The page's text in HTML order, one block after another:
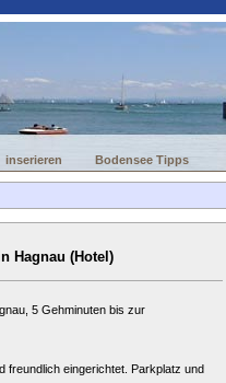
inserieren Bodensee Tipps
Hagnau (Hotel)
5 Gehminuten bis zur
freundlich eingerichtet. Parkplatz und